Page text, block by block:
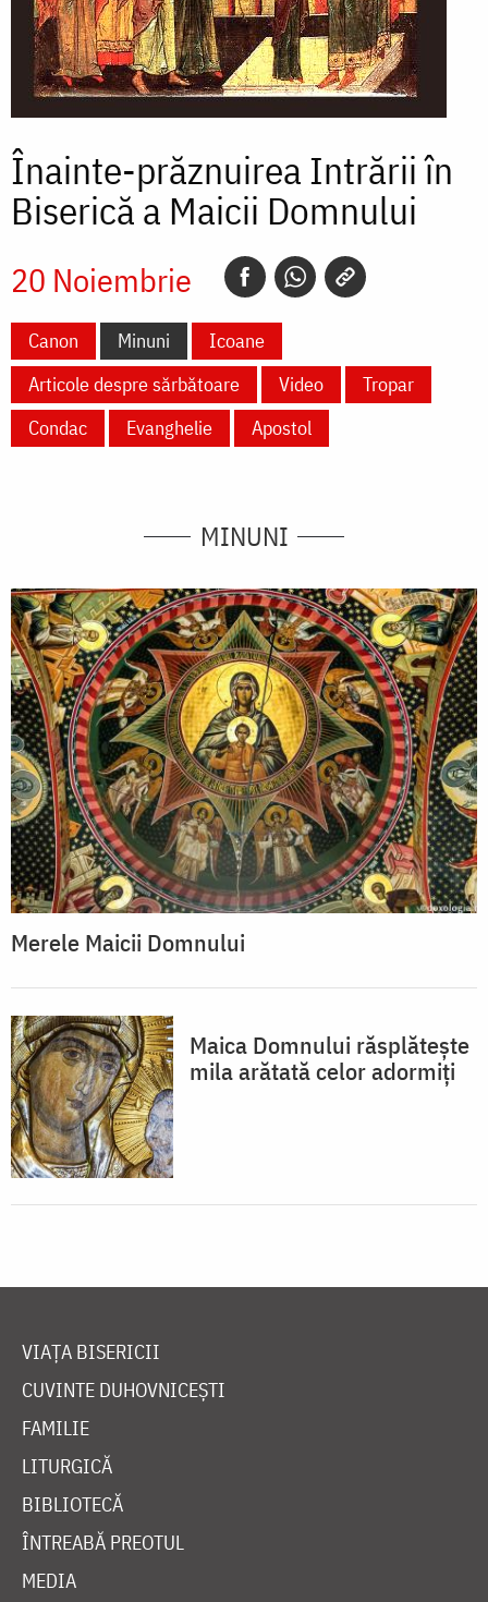
Înainte-prăznuirea Intrării în
Biserică a Maicii Domnului
20 Noiembrie
Canon Minuni
Icoane
Articole despre sărbătoare
Video
Tropar
Condac
Evanghelie Apostol
MINUNI
Merele Maicii Domnului
Maica Domnului răsplătește
mila arătată celor adormiți
VIAȚA BISERICII
CUVINTE DUHOVNICEȘTI
FAMILIE
LITURGICĂ
BIBLIOTECĂ
ÎNTREABĂ PREOTUL
MEDIA